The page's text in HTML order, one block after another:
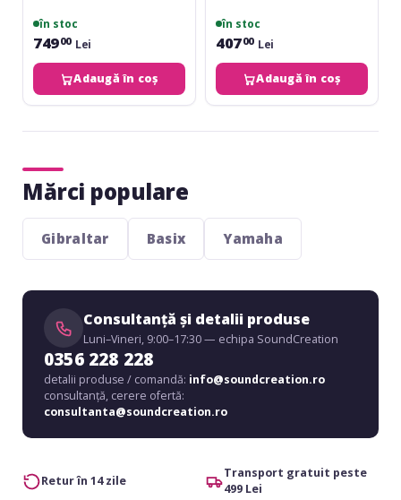
în stoc
74900 Lei
Adaugă în coș
în stoc
40700 Lei
Adaugă în coș
Mărci populare
Gibraltar Basix Yamaha
Consultanță și detalii produse
Luni–Vineri, 9:00–17:30 — echipa SoundCreation
0356 228 228
detalii produse / comandă: info@soundcreation.ro
consultanță, cerere ofertă:
consultanta@soundcreation.ro
Retur în 14 zile
Transport gratuit peste
499 Lei